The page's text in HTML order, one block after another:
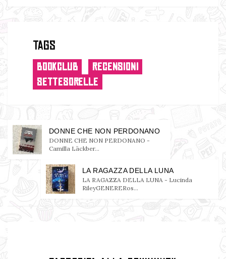
Tags
BOOKCLUB
RECENSIONI
SETTESORELLE
DONNE CHE NON PERDONANO
DONNE CHE NON PERDONANO -
Camilla Läckber...
LA RAGAZZA DELLA LUNA
LA RAGAZZA DELLA LUNA - Lucinda
RileyGENERERos...